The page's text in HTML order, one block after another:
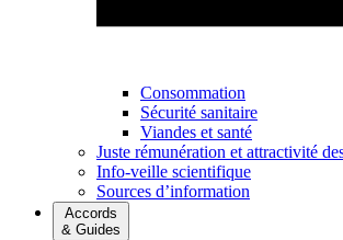
Consommation
Sécurité sanitaire
Viandes et santé
Juste rémunération et attractivité
Info-veille scientifique
Sources d’information
Accords
& Guides